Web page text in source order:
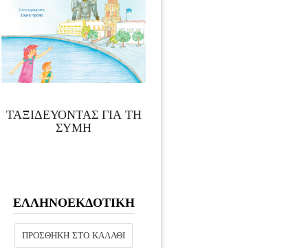
ΤΑΞΙΔΕΥΟΝΤΑΣ ΓΙΑ ΤΗ
ΣΥΜΗ
ΕΛΛΗΝΟΕΚΔΟΤΙΚΗ
ΠΡΟΣΘΉΚΗ ΣΤΟ ΚΑΛΆΘΙ